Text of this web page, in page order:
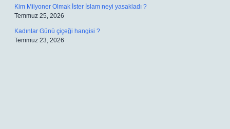
Kim Milyoner Olmak İster İslam neyi yasakladı ?
Temmuz 25, 2026
Kadınlar Günü çiçeği hangisi ?
Temmuz 23, 2026